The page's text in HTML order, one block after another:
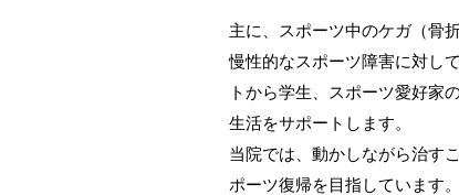
主に、スポーツ中のケガ（骨
慢性的なスポーツ障害に対し
トから学生、スポーツ愛好家
生活をサポートします。
当院では、動かしながら治す
ポーツ復帰を目指しています